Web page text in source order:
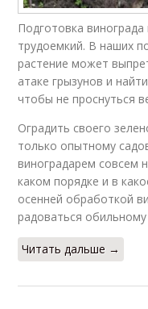
Подготовка
трудоемкий. В наших
растение может
атаке грызунов и
чтобы не проснуться
Оградить своего
только опытному
виноградарем совсем
каком порядке и в
осенней обработкой
радоваться
Читать дальше →